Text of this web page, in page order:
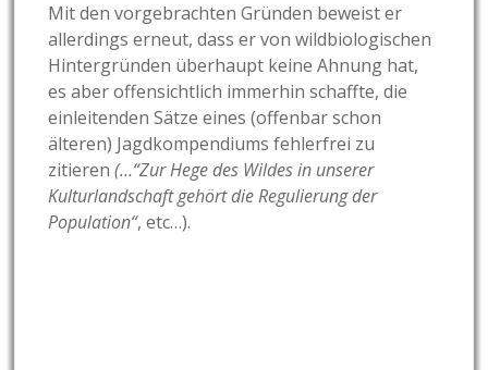
Mit den vorgebrachten Gründen beweist er
allerdings erneut, dass er von wildbiologischen
Hintergründen überhaupt keine Ahnung hat,
es aber offensichtlich immerhin schaffte, die
einleitenden Sätze eines (offenbar schon
älteren) Jagdkompendiums fehlerfrei zu
zitieren(…“Zur Hege des Wildes in unserer
Kulturlandschaft gehört die Regulierung der
Population“, etc…).